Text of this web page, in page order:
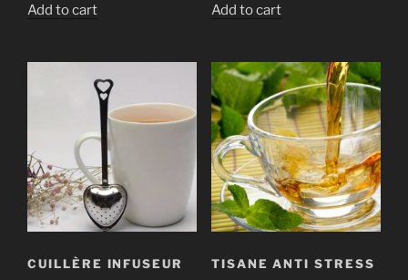
Add to cart
Add to cart
CUILLÈRE INFUSEUR TISANE ANTI STRESS